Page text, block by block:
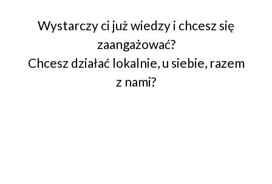
Wystarczy ci już wiedzy i chcesz się
zaangażować?
Chcesz działać lokalnie, u siebie, razem
z nami?